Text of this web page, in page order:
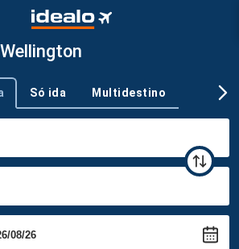
Só ida Multidestino